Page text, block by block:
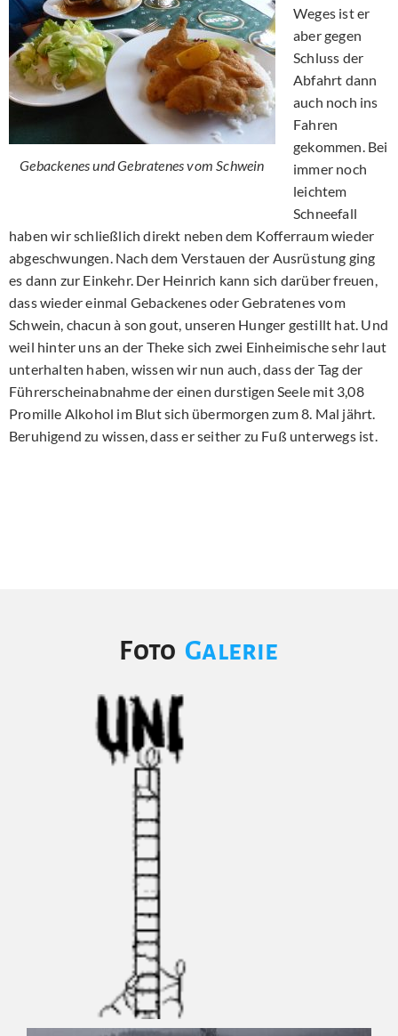
Gebackenes und Gebratenes vom Schwein
Weges ist er
aber gegen
Schluss der
Abfahrt dann
auch noch ins
Fahren
gekommen. Bei
immer noch
leichtem
Schneefall
haben wir schließlich direkt neben dem Kofferraum wieder
abgeschwungen. Nach dem Verstauen der Ausrüstung ging
es dann zur Einkehr. Der Heinrich kann sich darüber freuen,
dass wieder einmal Gebackenes oder Gebratenes vom
Schwein, chacun à son gout, unseren Hunger gestillt hat. Und
weil hinter uns an der Theke sich zwei Einheimische sehr laut
unterhalten haben, wissen wir nun auch, dass der Tag der
Führerscheinabnahme der einen durstigen Seele mit 3,08
Promille Alkohol im Blut sich übermorgen zum 8. Mal jährt.
Beruhigend zu wissen, dass er seither zu Fuß unterwegs ist.
Foto Galerie